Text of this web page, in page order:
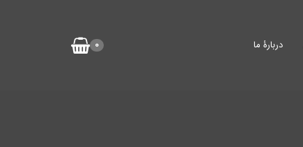
0 دربارۀ ما